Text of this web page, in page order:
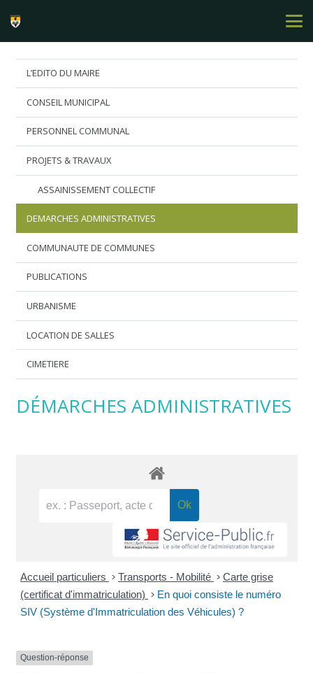
L’EDITO DU MAIRE
CONSEIL MUNICIPAL
PERSONNEL COMMUNAL
PROJETS & TRAVAUX
ASSAINISSEMENT COLLECTIF
DEMARCHES ADMINISTRATIVES
COMMUNAUTE DE COMMUNES
PUBLICATIONS
URBANISME
LOCATION DE SALLES
CIMETIERE
DÉMARCHES ADMINISTRATIVES
Accueil particuliers > Transports - Mobilité > Carte grise
(certificat d'immatriculation) > En quoi consiste le numéro
SIV (Système d'Immatriculation des Véhicules) ?
Question-réponse